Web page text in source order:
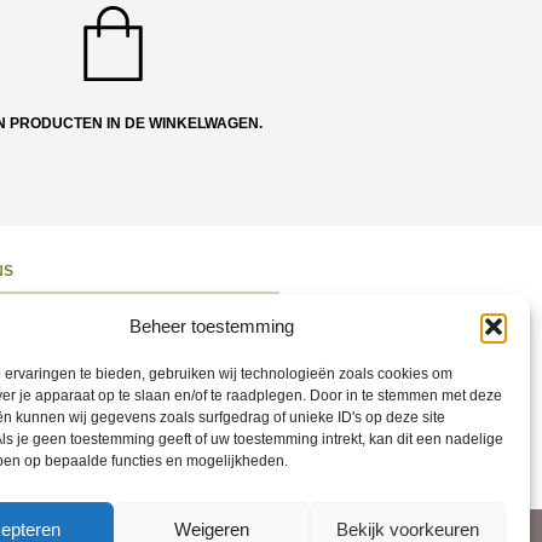
Beheer toestemming
ervaringen te bieden, gebruiken wij technologieën zoals cookies om
je apparaat op te slaan en/of te raadplegen. Door in te stemmen met deze
kunnen wij gegevens zoals surfgedrag of unieke ID's op deze site
je geen toestemming geeft of uw toestemming intrekt, kan dit een nadelige
op bepaalde functies en mogelijkheden.
Weigeren Bekijk voorkeuren
PRODUCTEN IN DE WINKELWAGEN.
opnemen
op Social